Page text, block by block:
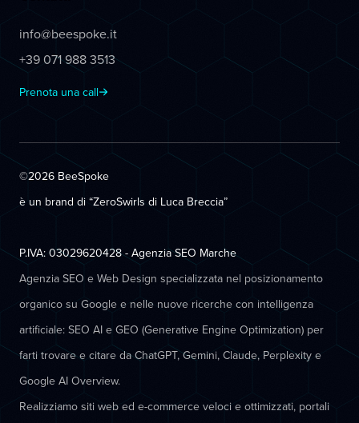
info@beespoke.it
+39 071 988 3513
Prenota una call
©2026 BeeSpoke
è un brand di “ZeroSwirls di Luca Breccia”
P.IVA: 03029620428 - Agenzia SEO Marche
Agenzia SEO e Web Design specializzata nel posizionamento
organico su Google e nelle nuove ricerche con intelligenza
artificiale: SEO AI e GEO (Generative Engine Optimization) per
farti trovare e citare da ChatGPT, Gemini, Claude, Perplexity e
Google AI Overview.
Realizziamo siti web ed e-commerce veloci e ottimizzati, portali